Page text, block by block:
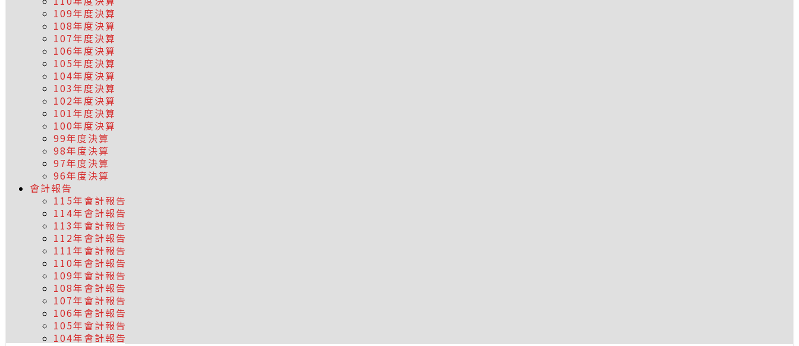
109年度決算
108年度決算
107年度決算
106年度決算
105年度決算
104年度決算
103年度決算
102年度決算
101年度決算
100年度決算
99年度決算
98年度決算
97年度決算
96年度決算
會計報告
115年會計報告
114年會計報告
113年會計報告
112年會計報告
111年會計報告
110年會計報告
109年會計報告
108年會計報告
107年會計報告
106年會計報告
105年會計報告
104年會計報告